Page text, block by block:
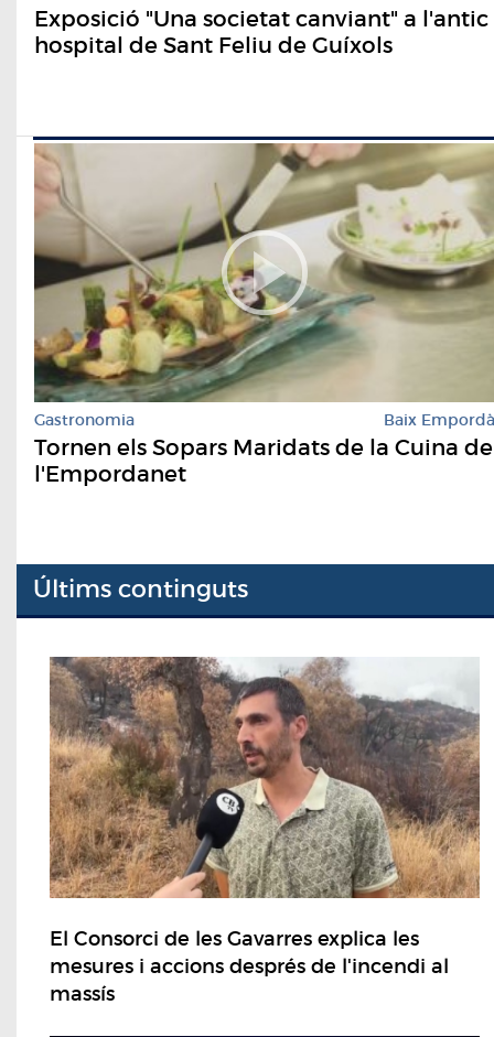
Exposició "Una societat canviant" a l'antic
hospital de Sant Feliu de Guíxols
Gastronomia Baix Empordà
Tornen els Sopars Maridats de la Cuina de
l'Empordanet
Últims continguts
El Consorci de les Gavarres explica les
mesures i accions després de l'incendi al
massís